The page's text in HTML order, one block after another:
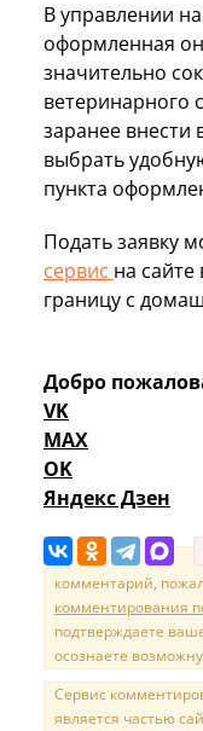
В управлении
оформленная
значительно
ветеринарного
заранее
выбрать
пункта
Подать заявку
сервис на сайте
границу с
Добро
VK
MAX
OK
Яндекс Дзен
комментарий,
комментирования
подтверждаете
осознаете
Сервис
является частью